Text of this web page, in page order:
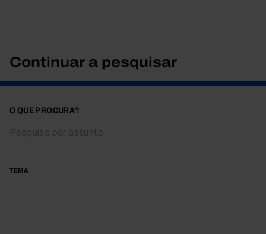
Continuar a pesquisar
O QUE PROCURA?
TEMA